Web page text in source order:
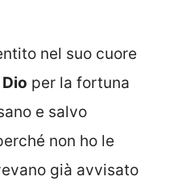
nel suo cuore
per la fortuna
e salvo
non ho le
già avvisato